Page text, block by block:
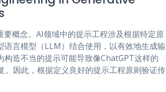
概念。AI领域中的提示工程涉及根据特定原
言模型（LLM）结合使用，以有效地生成输
造不当的提示可能导致像ChatGPT这样的
因此，根据定义良好的提示工程原则验证传